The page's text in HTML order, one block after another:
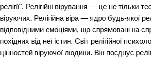
релігії". Релігійні вірування — це не тільки
віруючих. Релігійна віра — ядро будь-якої
відповідними емоціями, що спрямовані на
похідних від неї істин. Світ релігійної
цінностей віруючої людини. Він поєднує